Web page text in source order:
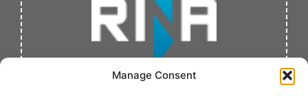
Manage Consent